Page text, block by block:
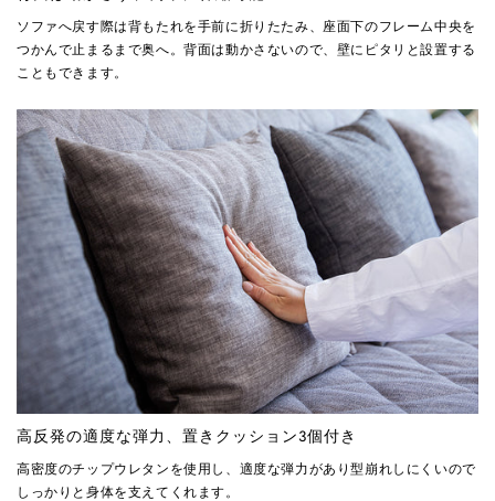
ソファへ戻す際は背もたれを手前に折りたたみ、座面下のフレーム中央を
つかんで止まるまで奥へ。背面は動かさないので、壁にピタリと設置する
こともできます。
高反発の適度な弾力、置きクッション3個付き
高密度のチップウレタンを使用し、適度な弾力があり型崩れしにくいので
しっかりと身体を支えてくれます。